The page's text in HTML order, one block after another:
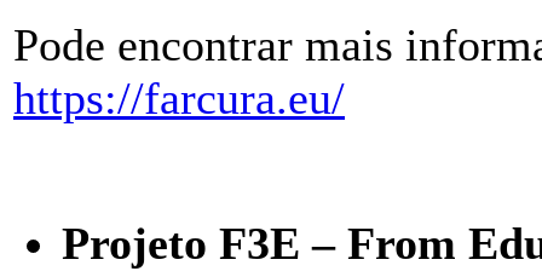
Pode encontrar mais
https://farcura.eu/
Projeto F3E – From